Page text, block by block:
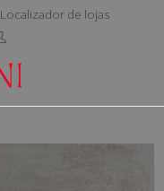
Localizador de lojas